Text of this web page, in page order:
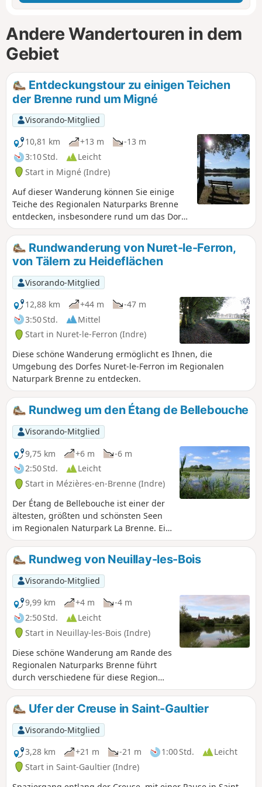
Andere Wandertouren in dem
Gebiet
Entdeckungstour zu einigen Teichen
der Brenne rund um Migné
Visorando-Mitglied
10,81 km
+13 m
-13 m
3:10 Std.
Leicht
Start in Migné (Indre)
Auf dieser Wanderung können Sie einige
Teiche des Regionalen Naturparks Brenne
entdecken, insbesondere rund um das Dorf
Migné.
Rundwanderung von Nuret-le-Ferron,
von Tälern zu Heideflächen
Visorando-Mitglied
12,88 km
+44 m
-47 m
3:50 Std.
Mittel
Start in Nuret-le-Ferron (Indre)
Diese schöne Wanderung ermöglicht es Ihnen, die
Umgebung des Dorfes Nuret-le-Ferron im Regionalen
Naturpark Brenne zu entdecken.
Rundweg um den Étang de Bellebouche
Visorando-Mitglied
9,75 km
+6 m
-6 m
2:50 Std.
Leicht
Start in Mézières-en-Brenne (Indre)
Der Étang de Bellebouche ist einer der
ältesten, größten und schönsten Seen
im Regionalen Naturpark La Brenne. Ein
kleiner Teil ist für Wassersport
reserviert, aber der größte Teil ist
Naturgebiet, das Sie in aller Ruhe mit
einem Fernglas von drei
Beobachtungsstationen am Ufer des
Sees aus bewundern können.
Rundweg von Neuillay-les-Bois
Visorando-Mitglied
9,99 km
+4 m
-4 m
2:50 Std.
Leicht
Start in Neuillay-les-Bois (Indre)
Diese schöne Wanderung am Rande des
Regionalen Naturparks Brenne führt
durch verschiedene für diese Region
typische Landschaften: Wiesen, Teiche
und angenehmes Unterholz.
Ufer der Creuse in Saint-Gaultier
Visorando-Mitglied
3,28 km
+21 m -21 m 1:00 Std.
Leicht
Start in Saint-Gaultier (Indre)